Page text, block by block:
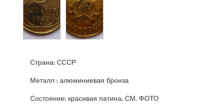
Страна: СССР
Металл : алюминиевая бронза
Состояние: красивая патина, СМ. ФОТО